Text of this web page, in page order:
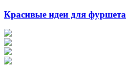
Красивые идеи для фуршета